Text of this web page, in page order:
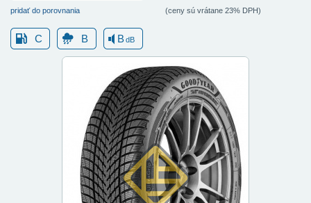
pridať do porovnania (ceny sú vrátane 23% DPH)
C B BdB